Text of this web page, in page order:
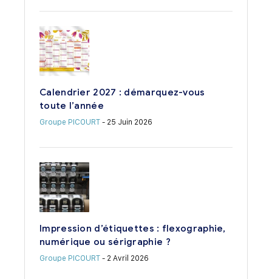
Calendrier 2027 : démarquez-vous
toute l’année
Groupe PICOURT- 25 Juin 2026
Impression d’étiquettes : flexographie,
numérique ou sérigraphie ?
Groupe PICOURT- 2 Avril 2026